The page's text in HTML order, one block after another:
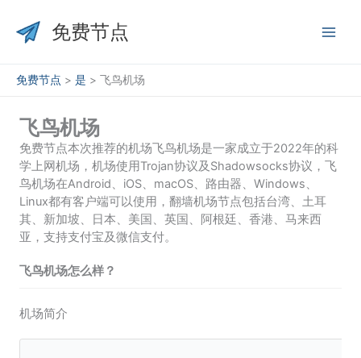
免费节点
免费节点 > 是 > 飞鸟机场
飞鸟机场
免费节点本次推荐的机场飞鸟机场是一家成立于2022年的科
学上网机场，机场使用Trojan协议及Shadowsocks协议，飞
鸟机场在Android、iOS、macOS、路由器、Windows、
Linux都有客户端可以使用，翻墙机场节点包括台湾、土耳
其、新加坡、日本、美国、英国、阿根廷、香港、马来西
亚，支持支付宝及微信支付。
飞鸟机场怎么样？
机场简介